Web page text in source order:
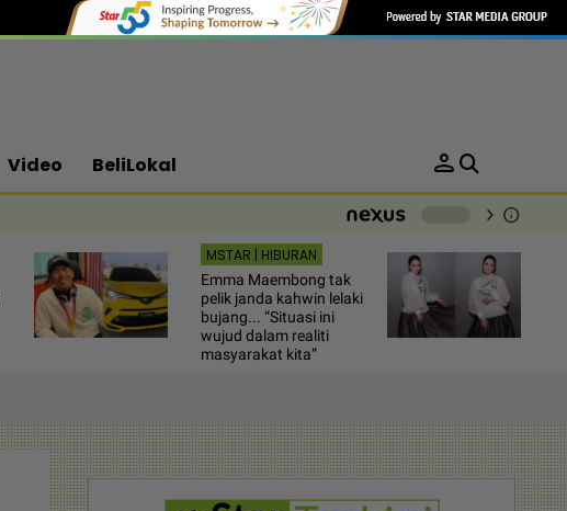
Video BeliLokal person
chevron_right info
MSTAR | HIBURAN
Emma Maembong tak
pelik janda kahwin lelaki
bujang... “Situasi ini
wujud dalam realiti
masyarakat kita”